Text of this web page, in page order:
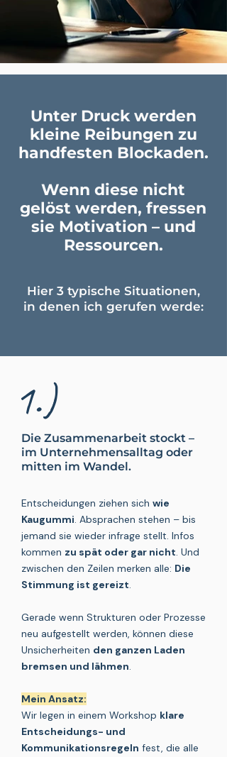
Unter Druck werden
kleine Reibungen zu
handfesten Blockaden.
Wenn diese nicht
gelöst werden, fressen
sie Motivation – und
Ressourcen.
Hier 3 typische Situationen,
in denen ich gerufen werde:
1.)
Die Zusammenarbeit stockt –
im Unternehmensalltag oder
mitten im Wandel.
Entscheidungen ziehen sich wie
Kaugummi. Absprachen stehen – bis
jemand sie wieder infrage stellt. Infos
kommen zu spät oder gar nicht. Und
zwischen den Zeilen merken alle: Die
Stimmung ist gereizt.
Gerade wenn Strukturen oder Prozesse
neu aufgestellt werden, können diese
Unsicherheiten den ganzen Laden
bremsen und lähmen.
Mein Ansatz:
Wir legen in einem Workshop klare
Entscheidungs- und
Kommunikationsregeln fest, die alle